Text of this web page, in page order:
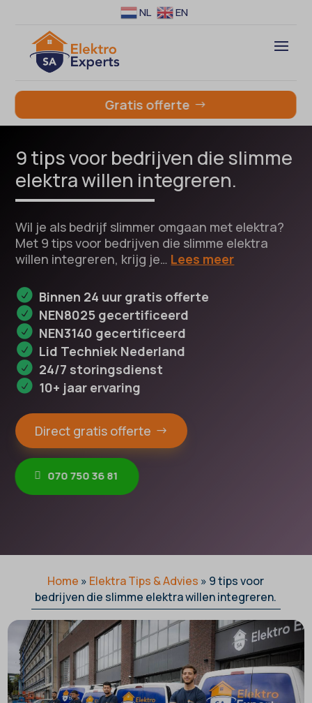
NL EN
Gratis offerte
9 tips voor bedrijven die slimme
elektra willen integreren.
Wil je als bedrijf slimmer omgaan met elektra?
Met 9 tips voor bedrijven die slimme elektra
willen integreren, krijg je… Lees meer
Binnen 24 uur gratis offerte
NEN8025 gecertificeerd
NEN3140 gecertificeerd
Lid Techniek Nederland
24/7 storingsdienst
10+ jaar ervaring
Direct gratis offerte
070 750 36 81
Home » Elektra Tips & Advies » 9 tips voor
bedrijven die slimme elektra willen integreren.